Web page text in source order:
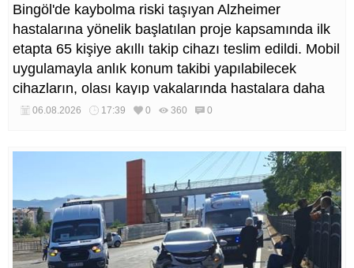
Bingöl'de kaybolma riski taşıyan Alzheimer
hastalarına yönelik başlatılan proje kapsamında ilk
etapta 65 kişiye akıllı takip cihazı teslim edildi. Mobil
uygulamayla anlık konum takibi yapılabilecek
cihazların, olası kayıp vakalarında hastalara daha
kısa sürede ulaşılmasını sağlaması hedefleniyor.
06.08.2026 17:39 0 360 0